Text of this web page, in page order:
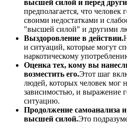
высшей силой и перед
предполагается, что человек
своими недостатками и
"высшей силой" и другими
Выздоровление в действии.
и ситуаций, которые могут
наркотическому
Оценка тех, кому вы
возместить его.Этот шаг
людей, которых человек мог
зависимостью, и выражение
ситуацию.
Продолжение самоанализа и
высшей силой.Это